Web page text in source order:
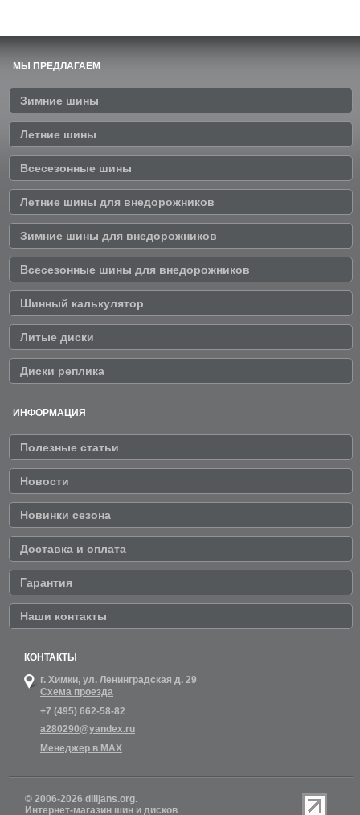
МЫ ПРЕДЛАГАЕМ
Зимние шины
Летние шины
Всесезонные шины
Летние шины для внедорожников
Зимние шины для внедорожников
Всесезонные шины для внедорожников
Шинный калькулятор
Литые диски
Диски реплика
ИНФОРМАЦИЯ
Полезные статьи
Новости
Новинки сезона
Доставка и оплата
Гарантия
Наши контакты
КОНТАКТЫ
г. Химки, ул. Ленинградская д. 29
Схема проезда
+7 (495) 662-58-82
a280290@yandex.ru
Менеджер в MAX
© 2006-2026 dilijans.org.
Интернет-магазин шин и дисков